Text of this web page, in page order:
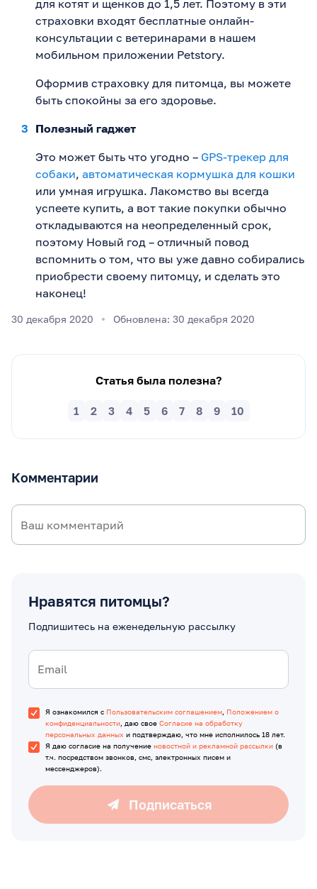
для котят и щенков до 1,5 лет. Поэтому в эти
страховки входят бесплатные онлайн-
консультации с ветеринарами в нашем
мобильном приложении Petstory.
Оформив страховку для питомца, вы можете
быть спокойны за его здоровье.
Полезный гаджет
Это может быть что угодно – GPS-трекер для
собаки, автоматическая кормушка для кошки
или умная игрушка. Лакомство вы всегда
успеете купить, а вот такие покупки обычно
откладываются на неопределенный срок,
поэтому Новый год – отличный повод
вспомнить о том, что вы уже давно собирались
приобрести своему питомцу, и сделать это
наконец!
30 декабря 2020 Обновлена: 30 декабря 2020
Статья была полезна?
10
9
8
7
6
5
4
3
2
1
Комментарии
Нравятся питомцы?
Подпишитесь на еженедельную рассылку
Я ознакомился с Пользовательским соглашением, Положением о
конфиденциальности, даю свое Согласие на обработку
персональных данных и подтверждаю, что мне исполнилось 18 лет.
Я даю согласие на получение новостной и рекламной рассылки (в
т.ч. посредством звонков, смс, электронных писем и
мессенджеров).
Подписаться